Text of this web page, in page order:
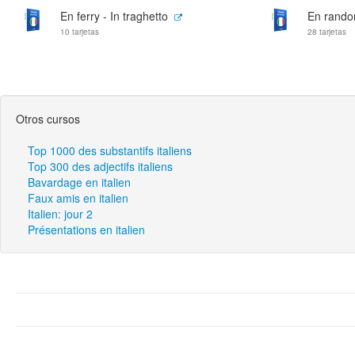
En ferry - In traghetto
10 tarjetas
En
28 tarjetas
Otros cursos
Top 1000 des substantifs italiens
Top 300 des adjectifs italiens
Bavardage en italien
Faux amis en italien
Italien: jour 2
Présentations en italien